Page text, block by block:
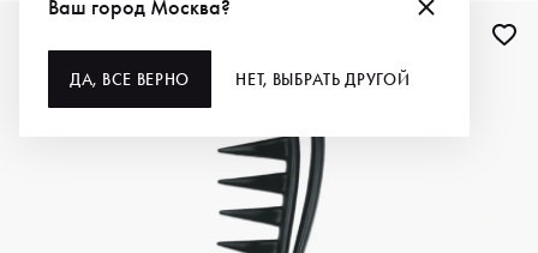
Ваш город Москва?
ДА, ВСЕ ВЕРНО НЕТ, ВЫБРАТЬ ДРУГОЙ